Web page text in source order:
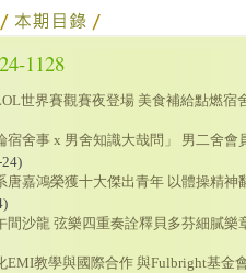
1128
世界賽觀賽夜登場 美食補給點燃宿
宿舍事 x 男舍知識大哉問」 男二舍會
唐嘉鴻榮獲十大傑出青年 以體操精神
間沙龍 弦樂四重奏詮釋貝多芬細膩樂
EMI教學與國際合作 與Fulbright基金